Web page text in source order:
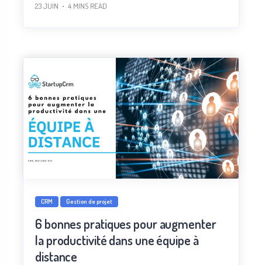
23 JUIN 4 MINS READ
CRM Gestion de projet
6 bonnes pratiques pour augmenter
la productivité dans une équipe à
distance